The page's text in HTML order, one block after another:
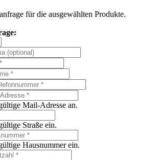
für die ausgewählten Produkte.
Mail-Adresse an.
Straße ein.
Hausnummer ein.